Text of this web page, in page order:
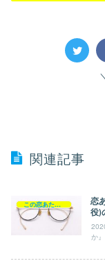
関連記事
この恋あたためますか
恋
役)
か